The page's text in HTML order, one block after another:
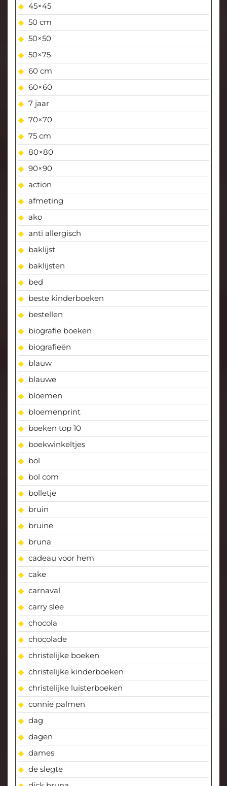
45×45
50 cm
50×50
50×75
60 cm
60×60
7 jaar
70×70
75 cm
80×80
90×90
action
afmeting
ako
anti allergisch
baklijst
baklijsten
bed
beste kinderboeken
bestellen
biografie boeken
biografieën
blauw
blauwe
bloemen
bloemenprint
boeken top 10
boekwinkeltjes
bol
bol com
bolletje
bruin
bruine
bruna
cadeau voor hem
cake
carnaval
carry slee
chocola
chocolade
christelijke boeken
christelijke kinderboeken
christelijke luisterboeken
connie palmen
dag
dagen
dames
de slegte